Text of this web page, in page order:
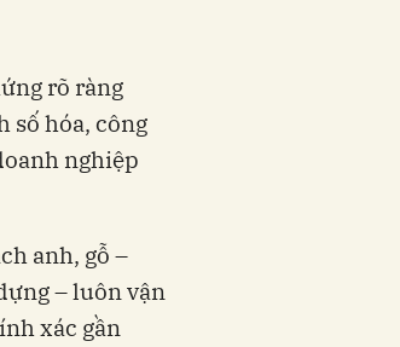
rõ ràng
số hóa, công
nghiệp
anh, gỗ –
– luôn vận
xác gần